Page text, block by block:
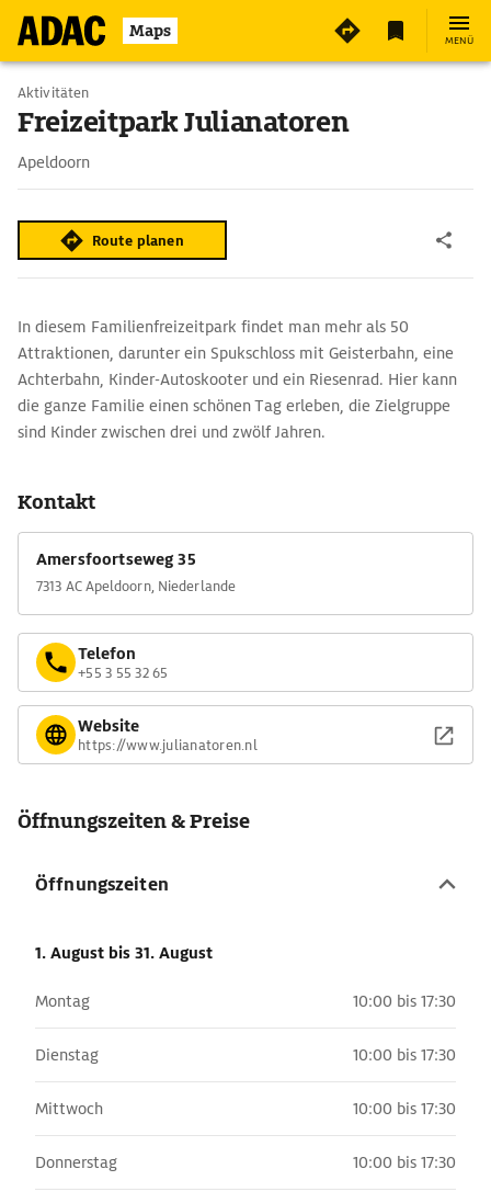
Maps MENÜ
Aktivitäten
Freizeitpark Julianatoren
Apeldoorn
Route planen
In diesem Familienfreizeitpark findet man mehr als 50
Attraktionen, darunter ein Spukschloss mit Geisterbahn, eine
Achterbahn, Kinder-Autoskooter und ein Riesenrad. Hier kann
die ganze Familie einen schönen Tag erleben, die Zielgruppe
sind Kinder zwischen drei und zwölf Jahren.
Kontakt
Amersfoortseweg 35
7313 AC Apeldoorn, Niederlande
Telefon
+55 3 55 32 65
Website
https://www.julianatoren.nl
Öffnungszeiten & Preise
Öffnungszeiten
1. August bis 31. August
Montag 10:00 bis 17:30
Dienstag 10:00 bis 17:30
Mittwoch 10:00 bis 17:30
Donnerstag 10:00 bis 17:30